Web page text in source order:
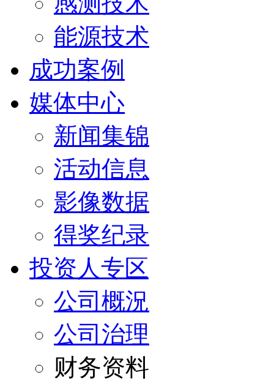
能源技术
成功案例
媒体中心
新闻集锦
活动信息
影像数据
得奖纪录
投资人专区
公司概況
公司治理
财务资料